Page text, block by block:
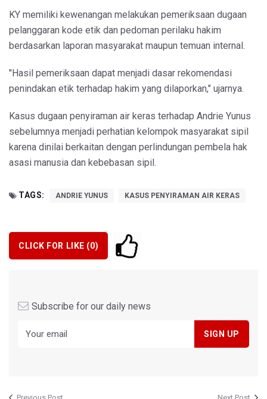
KY memiliki kewenangan melakukan pemeriksaan dugaan
pelanggaran kode etik dan pedoman perilaku hakim
berdasarkan laporan masyarakat maupun temuan internal.
"Hasil pemeriksaan dapat menjadi dasar rekomendasi
penindakan etik terhadap hakim yang dilaporkan," ujarnya.
Kasus dugaan penyiraman air keras terhadap Andrie Yunus
sebelumnya menjadi perhatian kelompok masyarakat sipil
karena dinilai berkaitan dengan perlindungan pembela hak
asasi manusia dan kebebasan sipil.
TAGS: ANDRIE YUNUS KASUS PENYIRAMAN AIR KERAS
CLICK FOR LIKE (0)
Subscribe for our daily news